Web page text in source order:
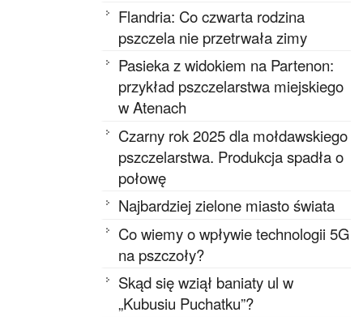
Flandria: Co czwarta rodzina
pszczela nie przetrwała zimy
Pasieka z widokiem na Partenon:
przykład pszczelarstwa miejskiego
w Atenach
Czarny rok 2025 dla mołdawskiego
pszczelarstwa. Produkcja spadła o
połowę
Najbardziej zielone miasto świata
Co wiemy o wpływie technologii 5G
na pszczoły?
Skąd się wziął baniaty ul w
„Kubusiu Puchatku”?